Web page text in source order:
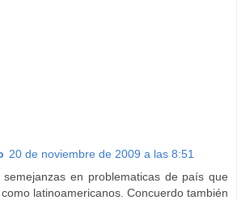
20 de noviembre de 2009 a las 8:51
semejanzas en problematicas de país que
latinoamericanos. Concuerdo también